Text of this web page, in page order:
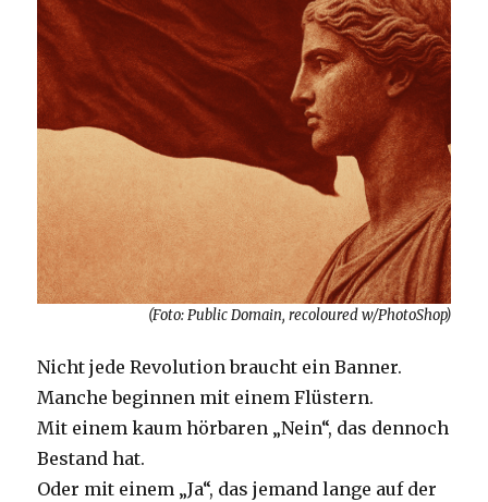
(Foto: Public Domain, recoloured w/PhotoShop)
Nicht jede Revolution braucht ein Banner.
Manche beginnen mit einem Flüstern.
Mit einem kaum hörbaren „Nein“, das dennoch
Bestand hat.
Oder mit einem „Ja“, das jemand lange auf der